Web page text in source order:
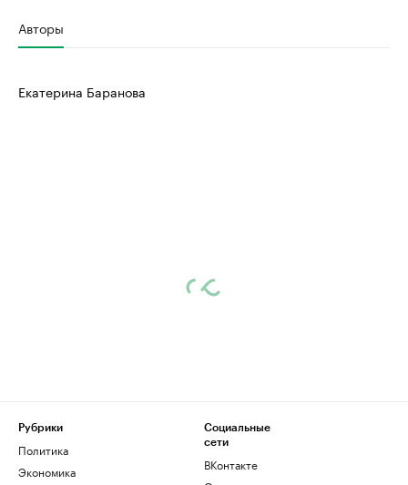
Авторы
Екатерина Баранова
Рубрики
Политика
Экономика
Социальные
сети
ВКонтакте